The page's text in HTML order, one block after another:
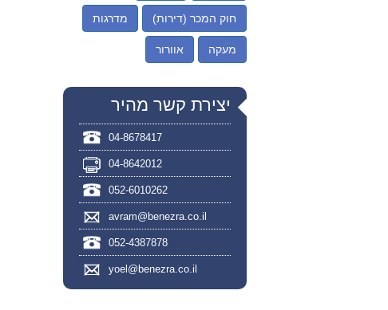
חוק המכר (דירות) מדרגות
מעקה אוורור
יצירת קשר מהיר
04-8678417
04-8642012
052-6010262
avram@benezra.co.il
052-4387878
yoel@benezra.co.il